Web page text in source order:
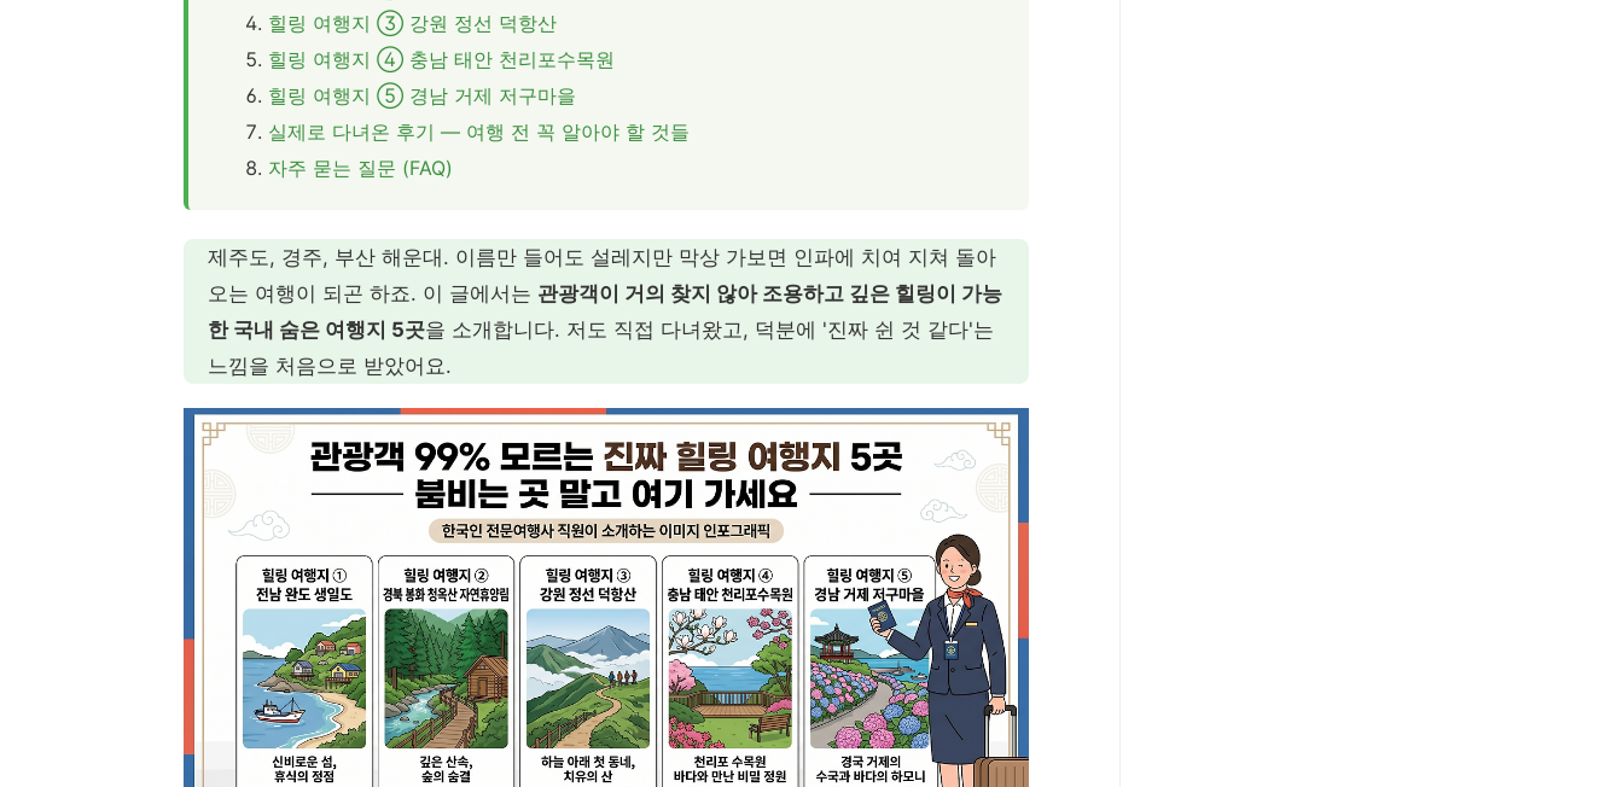
힐링 여행지 ③ 강원 정선 덕항산
힐링 여행지 ④ 충남 태안 천리포수목원
힐링 여행지 ⑤ 경남 거제 저구마을
실제로 다녀온 후기 — 여행 전 꼭 알아야 할 것들
자주 묻는 질문 (FAQ)
제주도, 경주, 부산 해운대. 이름만 들어도 설레지만 막상 가보면 인파에 치여 지쳐 돌아
오는 여행이 되곤 하죠. 이 글에서는 관광객이 거의 찾지 않아 조용하고 깊은 힐링이 가능
한 국내 숨은 여행지 5곳을 소개합니다. 저도 직접 다녀왔고, 덕분에 '진짜 쉰 것 같다'는
느낌을 처음으로 받았어요.